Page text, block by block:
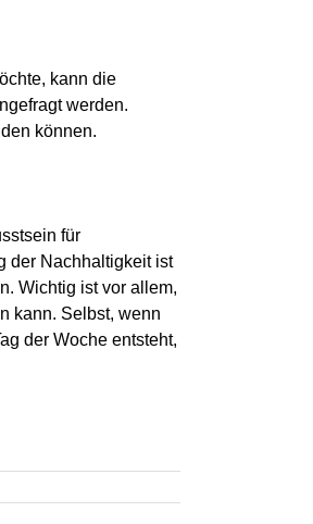
kann die
werden.
können.
für
der Nachhaltigkeit ist
Wichtig ist vor allem,
kann. Selbst, wenn
der Woche entsteht,